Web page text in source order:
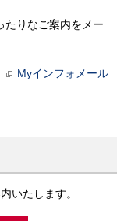
たりなご案内をメー
Myインフォメール
いたします。